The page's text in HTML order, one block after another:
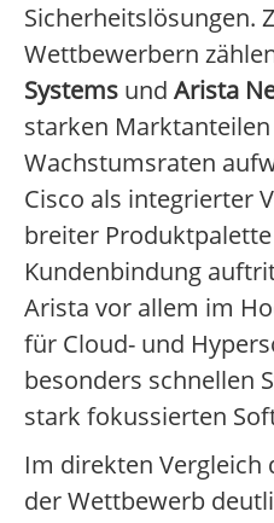
Sicherheitslösungen.
Wettbewerbern
Systems und Arista
starken
Wachstumsraten
Cisco als integrierter
breiter
Kundenbindung
Arista vor allem im
für Cloud- und
besonders schnellen
stark fokussierten
Im direkten
der Wettbewerb